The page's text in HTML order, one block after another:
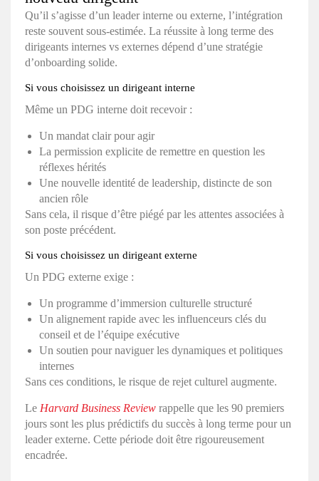
Qu’il s’agisse d’un leader interne ou externe, l’intégration
reste souvent sous-estimée. La réussite à long terme des
dirigeants internes vs externes dépend d’une stratégie
d’onboarding solide.
Si vous choisissez un dirigeant interne
Même un PDG interne doit recevoir :
Un mandat clair pour agir
La permission explicite de remettre en question les
réflexes hérités
Une nouvelle identité de leadership, distincte de son
ancien rôle
Sans cela, il risque d’être piégé par les attentes associées à
son poste précédent.
Si vous choisissez un dirigeant externe
Un PDG externe exige :
Un programme d’immersion culturelle structuré
Un alignement rapide avec les influenceurs clés du
conseil et de l’équipe exécutive
Un soutien pour naviguer les dynamiques et politiques
internes
Sans ces conditions, le risque de rejet culturel augmente.
Le Harvard Business Review rappelle que les 90 premiers
jours sont les plus prédictifs du succès à long terme pour un
leader externe. Cette période doit être rigoureusement
encadrée.